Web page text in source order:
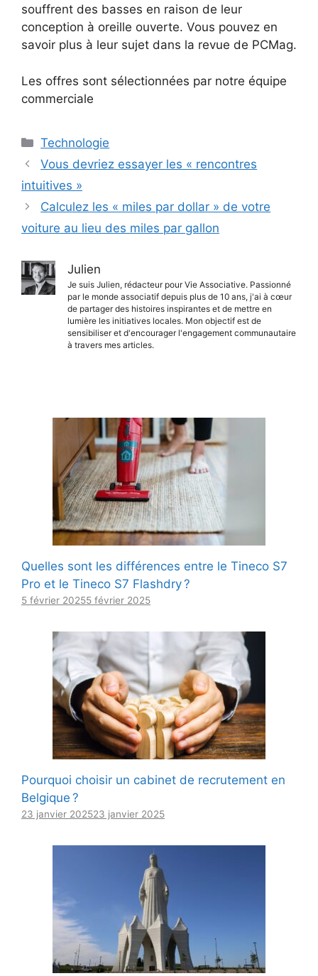
souffrent des basses en raison de leur
conception à oreille ouverte. Vous pouvez en
savoir plus à leur sujet dans la revue de PCMag.
Les offres sont sélectionnées par notre équipe
commerciale
Catégories
Technologie
Vous devriez essayer les « rencontres
intuitives »
Calculez les « miles par dollar » de votre
voiture au lieu des miles par gallon
Julien
Je suis Julien, rédacteur pour Vie Associative. Passionné
par le monde associatif depuis plus de 10 ans, j'ai à cœur
de partager des histoires inspirantes et de mettre en
lumière les initiatives locales. Mon objectif est de
sensibiliser et d'encourager l'engagement communautaire
à travers mes articles.
Quelles sont les différences entre le Tineco S7
Pro et le Tineco S7 Flashdry ?
5 février 20255 février 2025
Pourquoi choisir un cabinet de recrutement en
Belgique ?
23 janvier 202523 janvier 2025